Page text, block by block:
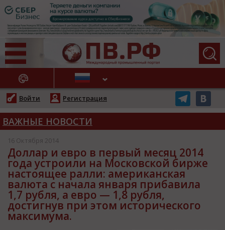
НОВОСТИ
Войти Регистрация
ВАЖНЫЕ НОВОСТИ
16 Октября 2014
Доллар и евро в первый месяц 2014
года устроили на Московской бирже
настоящее ралли: американская
валюта с начала января прибавила
1,7 рубля, а евро — 1,8 рубля,
достигнув при этом исторического
максимума.